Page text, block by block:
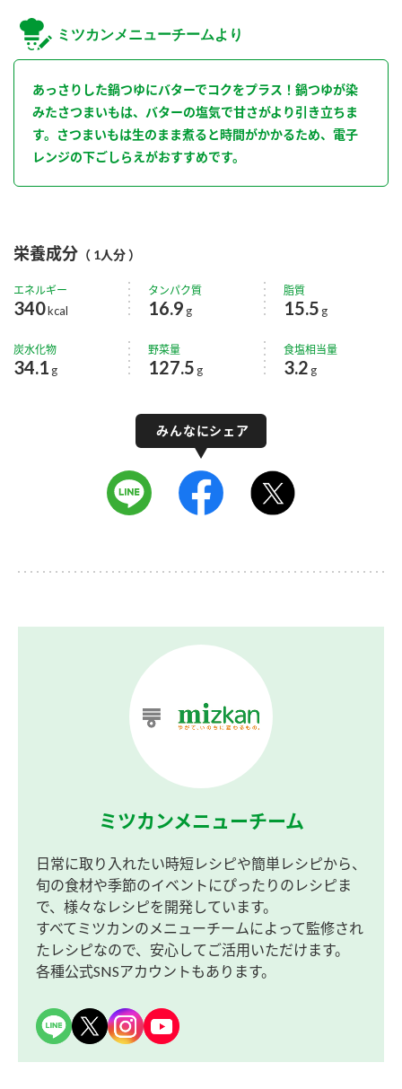
ミツカンメニューチームより
あっさりした鍋つゆにバターでコクをプラス！鍋つゆが染
みたさつまいもは、バターの塩気で甘さがより引き立ちま
す。さつまいもは生のまま煮ると時間がかかるため、電子
レンジの下ごしらえがおすすめです。
栄養成分 （ 1人分 ）
エネルギー
340kcal
タンパク質
16.9 g
脂質
15.5 g
炭水化物
34.1 g
野菜量
127.5 g
食塩相当量
3.2 g
ミツカンメニューチーム
日常に取り入れたい時短レシピや簡単レシピから、
旬の食材や季節のイベントにぴったりのレシピま
で、様々なレシピを開発しています。
すべてミツカンのメニューチームによって監修され
たレシピなので、安心してご活用いただけます。
各種公式SNSアカウントもあります。